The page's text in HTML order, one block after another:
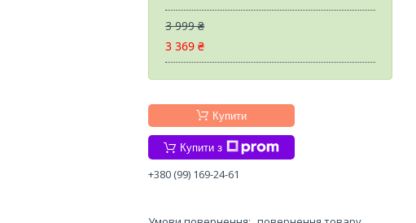
3 999 ₴
3 369 ₴
Купити
Купити з
+380 (99) 169-24-61